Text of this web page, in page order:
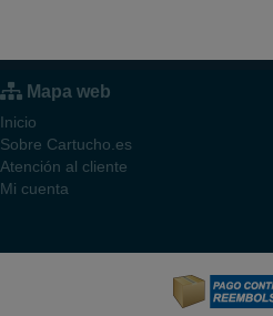
Mapa web
Inicio
Sobre Cartucho.es
Atención al cliente
Mi cuenta